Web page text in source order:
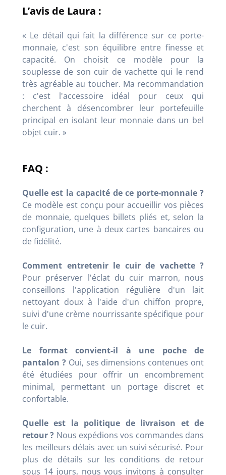
L’avis de Laura :
« Le détail qui fait la différence sur ce porte-
monnaie, c'est son équilibre entre finesse et
capacité. On choisit ce modèle pour la
souplesse de son cuir de vachette qui le rend
très agréable au toucher. Ma recommandation
: c'est l'accessoire idéal pour ceux qui
cherchent à désencombrer leur portefeuille
principal en isolant leur monnaie dans un bel
objet cuir. »
FAQ :
Quelle est la capacité de ce porte-monnaie ?
Ce modèle est conçu pour accueillir vos pièces
de monnaie, quelques billets pliés et, selon la
configuration, une à deux cartes bancaires ou
de fidélité.
Comment entretenir le cuir de vachette ?
Pour préserver l'éclat du cuir marron, nous
conseillons l'application régulière d'un lait
nettoyant doux à l'aide d'un chiffon propre,
suivi d'une crème nourrissante spécifique pour
le cuir.
Le format convient-il à une poche de
pantalon ?Oui, ses dimensions contenues ont
été étudiées pour offrir un encombrement
minimal, permettant un portage discret et
confortable.
Quelle est la politique de livraison et de
retour ? Nous expédions vos commandes dans
les meilleurs délais avec un suivi sécurisé. Pour
plus de détails sur les conditions de retour
sous 14 jours, nous vous invitons à consulter